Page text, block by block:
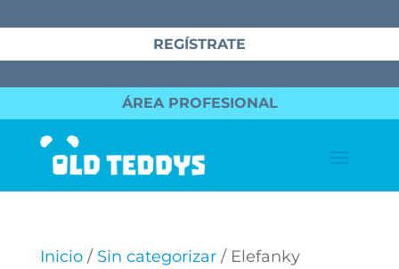
REGÍSTRATE
ÁREA PROFESIONAL
Inicio/ Sin categorizar/ Elefanky